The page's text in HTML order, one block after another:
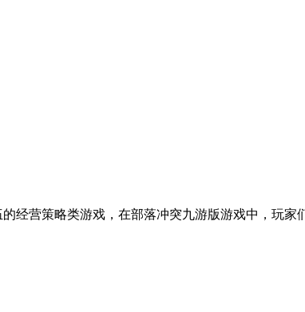
经营策略类游戏，在部落冲突九游版游戏中，玩